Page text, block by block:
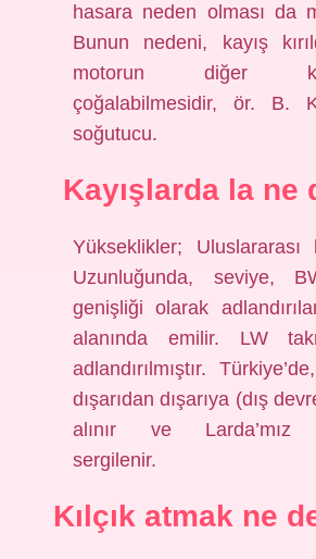
hasara neden olması da
Bunun nedeni, kayış
motorun diğer
çoğalabilmesidir, ör. B.
soğutucu.
Kayışlarda la ne
Yükseklikler; Uluslararası
Uzunluğunda, seviye,
genişliği olarak
alanında emilir. LW
adlandırılmıştır.
dışarıdan dışarıya (dış
alınır ve Larda’mız
sergilenir.
Kılçık atmak ne